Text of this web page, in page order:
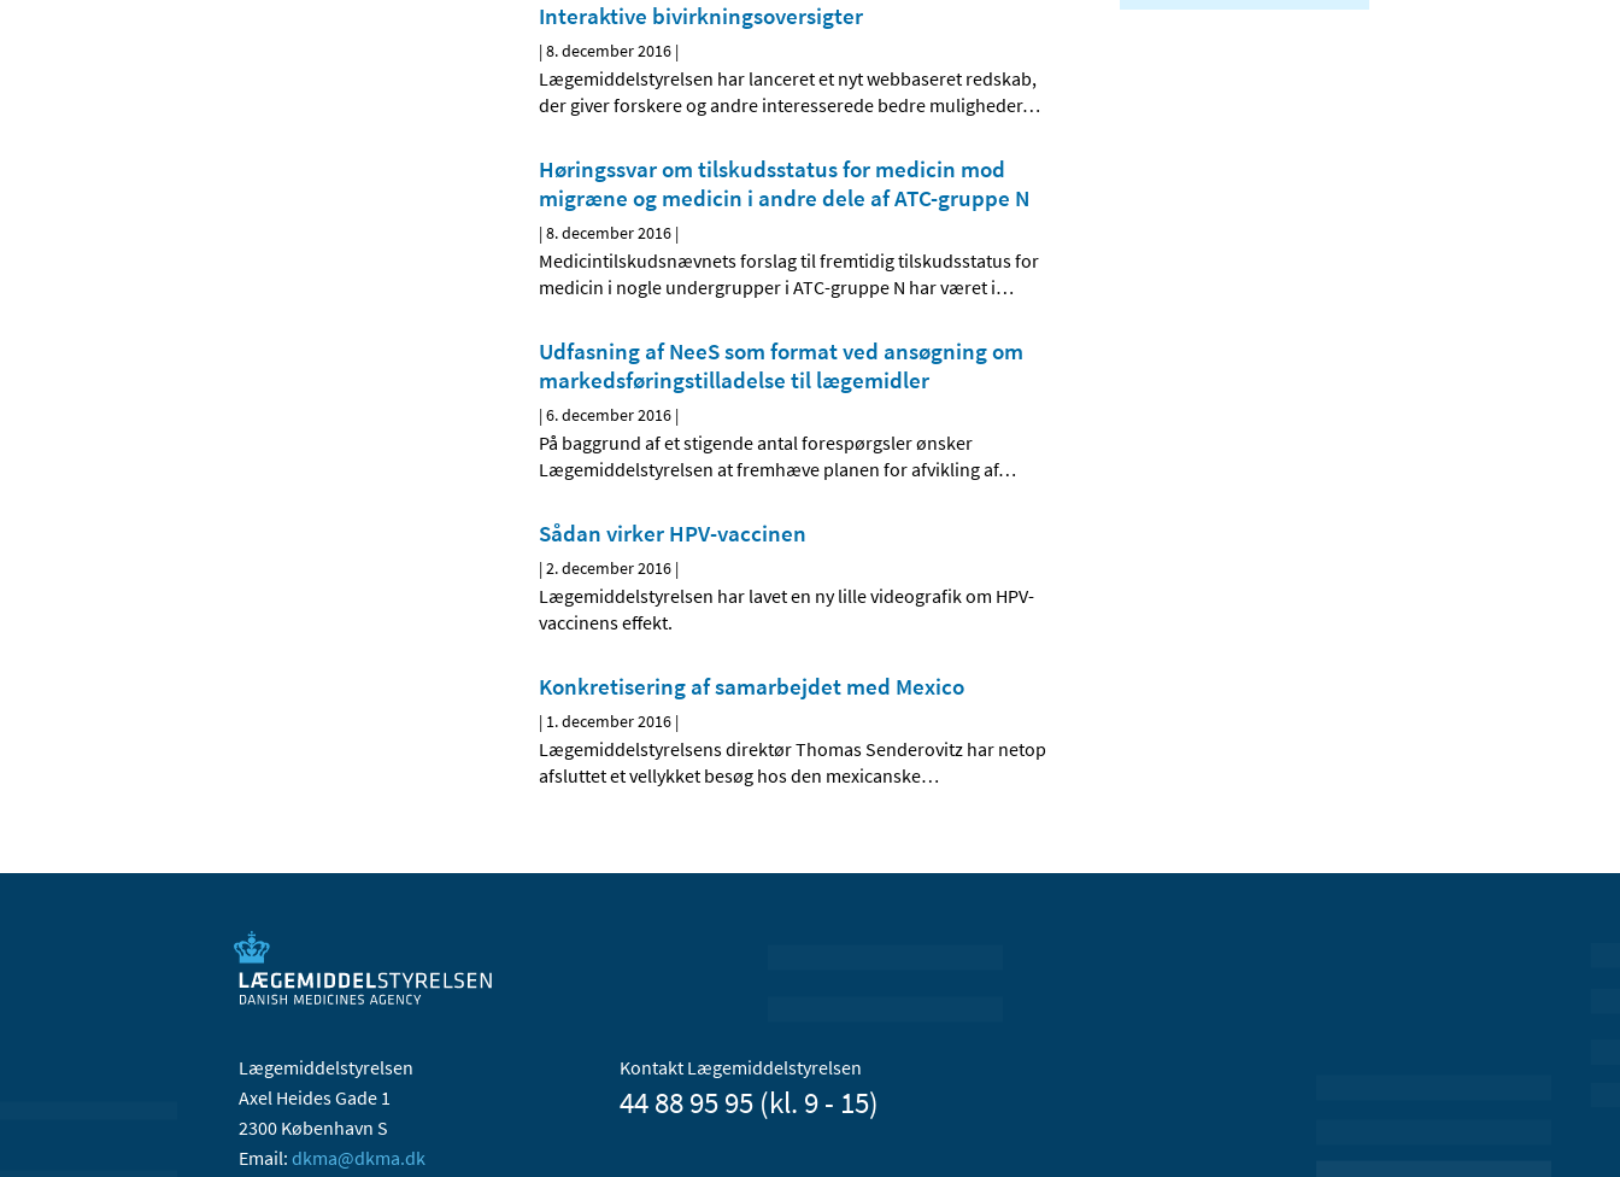
Interaktive bivirkningsoversigter
|8. december 2016 |
Lægemiddelstyrelsen har lanceret et nyt webbaseret redskab,
der giver forskere og andre interesserede bedre muligheder…
Høringssvar om tilskudsstatus for medicin mod
migræne og medicin i andre dele af ATC-gruppe N
|8. december 2016 |
Medicintilskudsnævnets forslag til fremtidig tilskudsstatus for
medicin i nogle undergrupper i ATC-gruppe N har været i…
Udfasning af NeeS som format ved ansøgning om
markedsføringstilladelse til lægemidler
|6. december 2016 |
På baggrund af et stigende antal forespørgsler ønsker
Lægemiddelstyrelsen at fremhæve planen for afvikling af…
Sådan virker HPV-vaccinen
|2. december 2016 |
Lægemiddelstyrelsen har lavet en ny lille videografik om HPV-
vaccinens effekt.
Konkretisering af samarbejdet med Mexico
| 1. december 2016 |
Lægemiddelstyrelsens direktør Thomas Senderovitz har netop
afsluttet et vellykket besøg hos den mexicanske…
Lægemiddelstyrelsen
Axel Heides Gade 1
2300 København S
Email: dkma@dkma.dk
Kontakt Lægemiddelstyrelsen
44 88 95 95 (kl. 9 - 15)